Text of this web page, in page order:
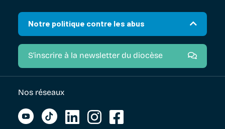
Notre politique contre les abus
S'inscrire à la newsletter du diocèse
Nos réseaux